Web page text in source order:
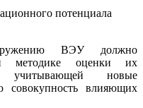
потенциала
ВЭУ должно
методике оценки их
учитывающей новые
влияющих